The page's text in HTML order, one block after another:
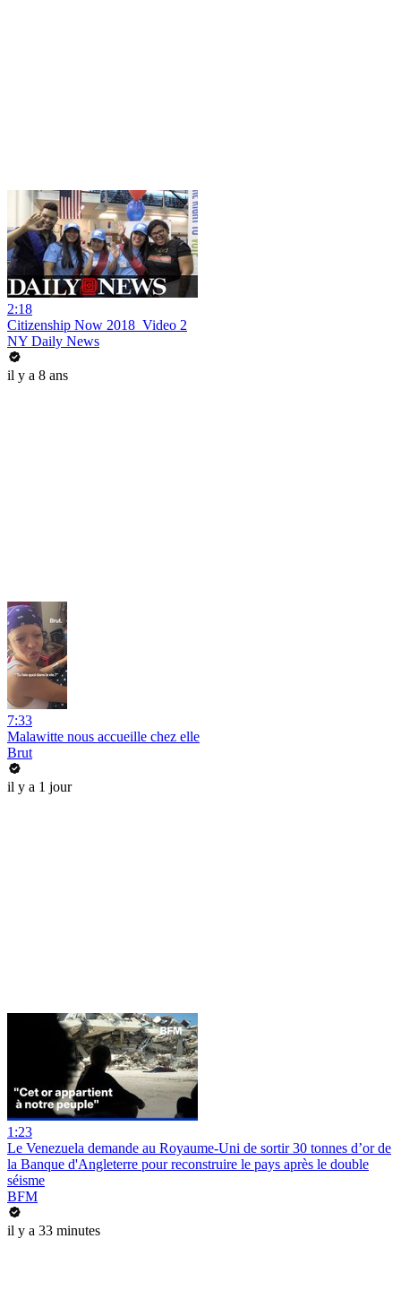
2:18
Citizenship Now 2018_Video 2
NY Daily News
il y a 8 ans
7:33
Malawitte nous accueille chez elle
Brut
il y a 1 jour
1:23
Le Venezuela demande au Royaume-Uni de sortir 30 tonnes d’or de
la Banque d'Angleterre pour reconstruire le pays après le double
séisme
BFM
il y a 33 minutes